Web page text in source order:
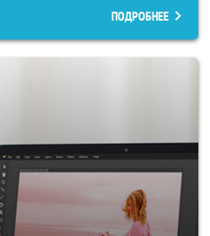
ПОДРОБНЕЕ